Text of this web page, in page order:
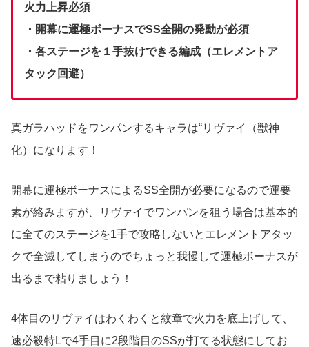
火力上昇必須
・開幕に運極ボーナスでSS全開の発動が必須
・各ステージを１手抜けできる編成（エレメントア
タック回避）
真ガラハッドをワンパンするキャラは“リヴァイ（獣神
化）になります！
開幕に運極ボーナスによるSS全開が必要になるので運要
素が絡みますが、リヴァイでワンパンを狙う場合は基本的
に全てのステージを1手で攻略しないとエレメントアタッ
クで全滅してしまうのでちょっと我慢して運極ボーナスが
出るまで粘りましょう！
4体目のリヴァイはわくわくと紋章で火力を底上げして、
速必殺特Lで4手目に2段階目のSSが打てる状態にしてお